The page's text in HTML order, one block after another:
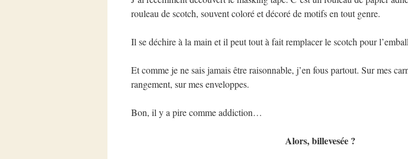
rouleau de scotch, souvent coloré et décoré de motifs en tout genre.
Il se déchire à la main et il peut tout à fait remplacer le scotch pour
Et comme je ne sais jamais être raisonnable, j’en fous partout. Sur mes
rangement, sur mes enveloppes.
Bon, il y a pire comme addiction…
Alors, billevesée ?